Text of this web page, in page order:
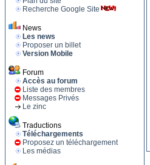
Recherche Google Site
News
Les news
Proposer un billet
Version Mobile
Forum
Accès au forum
Liste des membres
Messages Privés
Le zinc
Traductions
Téléchargements
Proposez un téléchargement
Les médias